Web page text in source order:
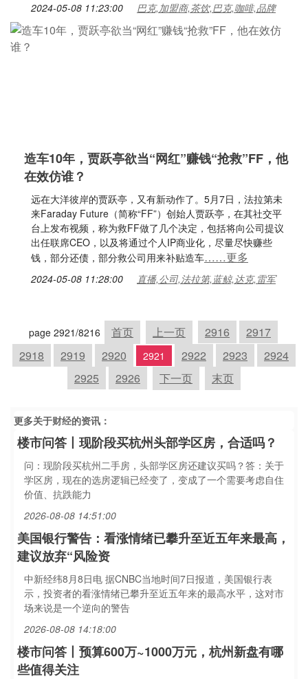
2024-05-08 11:23:00 巴克,加盟商,茶饮,巴克,咖啡,品牌
造车10年，贾跃亭欲当“网红”赚钱“抢救”FF，他
在效仿谁？
远在大洋彼岸的贾跃亭，又有新动作了。5月7日，法拉第未
来Faraday Future（简称“FF”）创始人贾跃亭，在其社交平
台上发布视频，称为救FF做了几个决定，包括将向公司提议
出任联席CEO，以及将通过个人IP商业化，尽量尽快赚些
钱，部分还债，部分救公司用来补贴造车……更多
2024-05-08 11:28:00 直播,公司,法拉第,蓝鲸,达克,雷军
page 2921/8216 首页 上一页 2916
2917
2918
2919 2920 2921 2922 2923
2924
2925
2926 下一页 末页
更多关于财经的资讯：
楼市问答丨现阶段买杭州头部学区房，合适吗？
问：现阶段买杭州二手房，头部学区房还建议买吗？答：关于
学区房，现在的选房逻辑已经变了，变成了一个需要考虑自住
价值、抗跌能力
2026-08-08 14:51:00
美国银行警告：看涨情绪已攀升至近五年来最高，
建议放弃“风险资
中新经纬8月8日电 据CNBC当地时间7日报道，美国银行表
示，投资者的看涨情绪已攀升至近五年来的最高水平，这对市
场来说是一个逆向的警告
2026-08-08 14:18:00
楼市问答丨预算600万~1000万元，杭州新盘有哪
些值得关注